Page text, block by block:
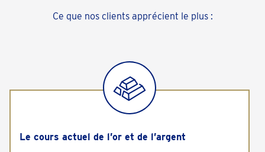
Ce que nos clients apprécient le plus :
Le cours actuel de l’or et de l’argent